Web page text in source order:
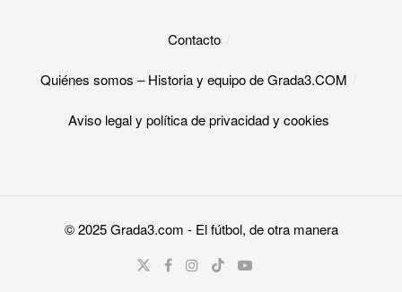
Contacto
Quiénes somos – Historia y equipo de Grada3.COM
Aviso legal y política de privacidad y cookies​
© 2025Grada3.com - El fútbol, de otra manera